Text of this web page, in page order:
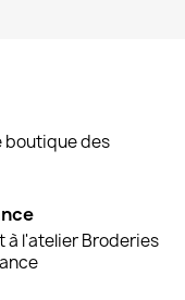
boutique des
l'atelier Broderies